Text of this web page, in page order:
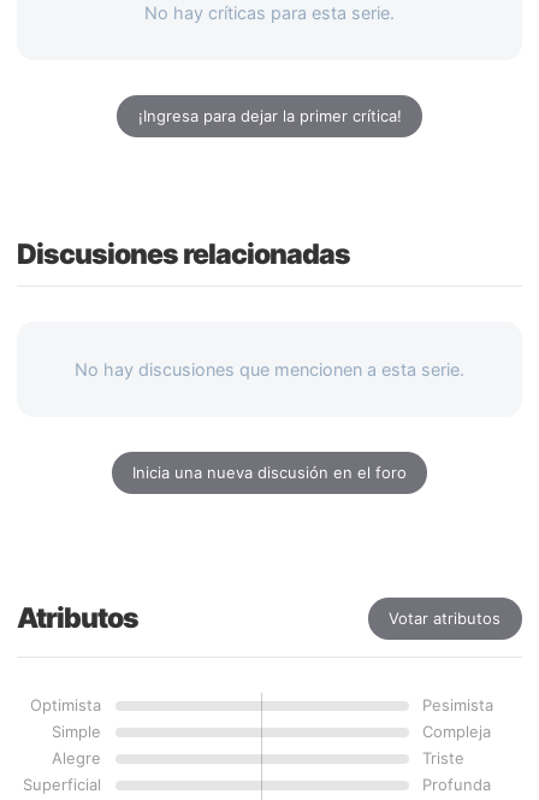
No hay críticas para esta serie.
¡Ingresa para dejar la primer crítica!
Discusiones relacionadas
No hay discusiones que mencionen a esta serie.
Inicia una nueva discusión en el foro
Atributos Votar atributos
Optimista
Pesimista
Simple
Compleja
Alegre
Triste
Superficial
Profunda